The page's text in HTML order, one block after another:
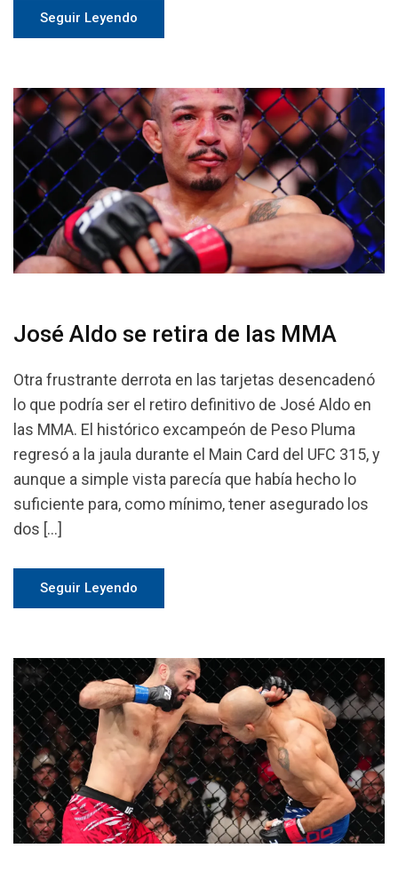
Seguir Leyendo
José Aldo se retira de las MMA
Otra frustrante derrota en las tarjetas desencadenó
lo que podría ser el retiro definitivo de José Aldo en
las MMA. El histórico excampeón de Peso Pluma
regresó a la jaula durante el Main Card del UFC 315, y
aunque a simple vista parecía que había hecho lo
suficiente para, como mínimo, tener asegurado los
dos […]
Seguir Leyendo